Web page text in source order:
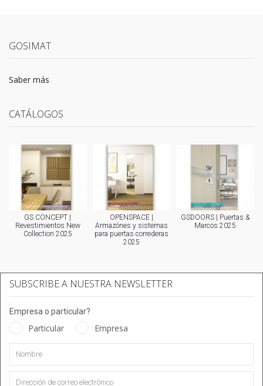
GOSIMAT
Saber más
CATÁLOGOS
GS CONCEPT |
Revestimientos New
Collection 2025
OPENSPACE |
Armazónes y sistemas
para puertas correderas
2025
GSDOORS | Puertas &
Marcos 2025
SUBSCRIBE A NUESTRA NEWSLETTER
Empresa o particular?
Particular Empresa